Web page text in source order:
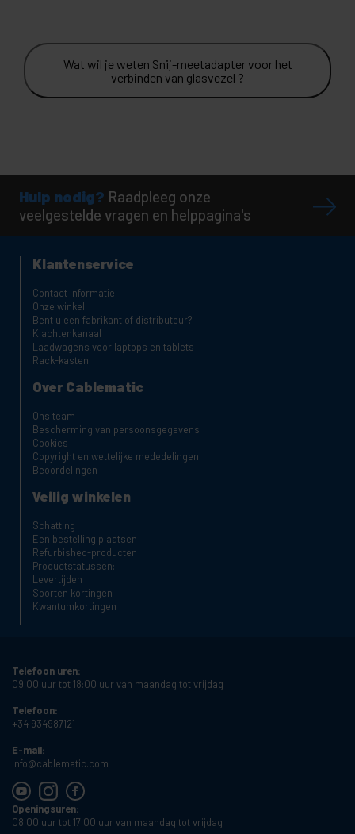
Wat wil je weten Snij-meetadapter voor het
verbinden van glasvezel ?
Hulp nodig? Raadpleeg onze
veelgestelde vragen en helppagina's
Klantenservice
Contact informatie
Onze winkel
Bent u een fabrikant of distributeur?
Klachtenkanaal
Laadwagens voor laptops en tablets
Rack-kasten
Over Cablematic
Ons team
Bescherming van persoonsgegevens
Cookies
Copyright en wettelijke mededelingen
Beoordelingen
Veilig winkelen
Schatting
Een bestelling plaatsen
Refurbished-producten
Productstatussen:
Levertijden
Soorten kortingen
Kwantumkortingen
Telefoon uren:
09:00 uur tot 18:00 uur van maandag tot vrijdag
Telefoon:
+34 934987121
E-mail:
info@cablematic.com
Openingsuren:
08:00 uur tot 17:00 uur van maandag tot vrijdag